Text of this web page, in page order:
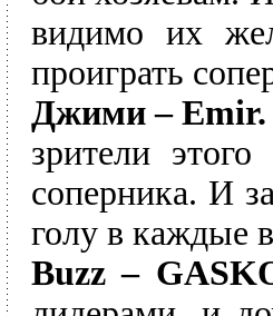
видимо их
проиграть
Джими – Emir.
зрители
соперника. И
голу в каждые
Buzz –